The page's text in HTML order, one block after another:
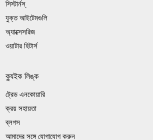
সিস্টার্নস্
যুক্ত আইটেমগুলি
অ্যাক্সেসরিজ
ওয়াটার হিটার্স
ক্যুইক লিঙ্ক
ট্রেড এনকোয়ারি
ক্রয় সহায়তা
ব্লগস
আমাদের সঙ্গে যোগাযোগ করুন